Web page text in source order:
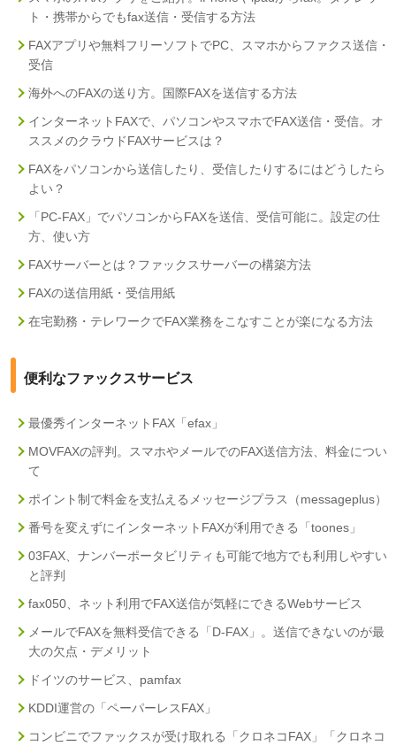
ト・携帯からでもfax送信・受信する方法
FAXアプリや無料フリーソフトでPC、スマホからファクス送信・
受信
海外へのFAXの送り方。国際FAXを送信する方法
インターネットFAXで、パソコンやスマホでFAX送信・受信。オ
ススメのクラウドFAXサービスは？
FAXをパソコンから送信したり、受信したりするにはどうしたら
よい？
「PC-FAX」でパソコンからFAXを送信、受信可能に。設定の仕
方、使い方
FAXサーバーとは？ファックスサーバーの構築方法
FAXの送信用紙・受信用紙
在宅勤務・テレワークでFAX業務をこなすことが楽になる方法
便利なファックスサービス
最優秀インターネットFAX「efax」
MOVFAXの評判。スマホやメールでのFAX送信方法、料金につい
て
ポイント制で料金を支払えるメッセージプラス（messageplus）
番号を変えずにインターネットFAXが利用できる「toones」
03FAX、ナンバーポータビリティも可能で地方でも利用しやすい
と評判
fax050、ネット利用でFAX送信が気軽にできるWebサービス
メールでFAXを無料受信できる「D-FAX」。送信できないのが最
大の欠点・デメリット
ドイツのサービス、pamfax
KDDI運営の「ペーパーレスFAX」
コンビニでファックスが受け取れる「クロネコFAX」「クロネコ